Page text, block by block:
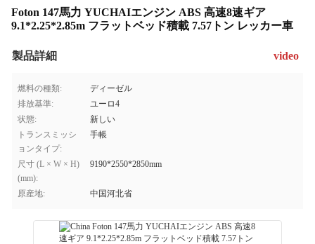
Foton 147馬力 YUCHAIエンジン ABS 高速8速ギア
9.1*2.25*2.85m フラットベッド積載 7.57トン レッカー車
製品詳細 video
燃料の種類:
ディーゼル
排放基準:
ユーロ4
状態:
新しい
トランスミッシ
ョンタイプ:
手帳
尺寸 (L × W × H)
(mm):
9190*2550*2850mm
原産地: 中国河北省